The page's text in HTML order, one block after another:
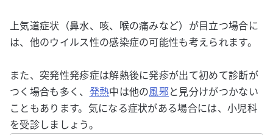
上気道症状（鼻水、咳、喉の痛みなど）が目立つ場合に
は、他のウイルス性の感染症の可能性も考えられます。
また、突発性発疹症は解熱後に発疹が出て初めて診断が
つく場合も多く、 発熱中は他の風邪と見分けがつかない
こともあります。気になる症状がある場合には、小児科
を受診しましょう。